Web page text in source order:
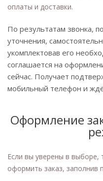
оплаты и доставки.
По результатам звонка,
уточнения,
укомплектовав его
соглашается на
сейчас. Получает
мобильный телефон и
Оформление
Если вы уверены в
оформить заказ, заполнив